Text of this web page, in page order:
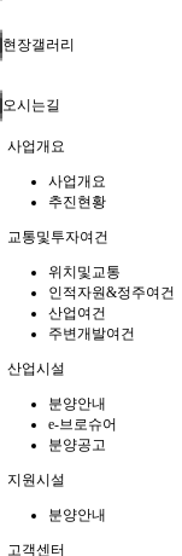
현장갤러리
오시는길
사업개요
사업개요
추진현황
교통및투자여건
위치및교통
인적자원&정주여건
산업여건
주변개발여건
산업시설
분양안내
e-브로슈어
분양공고
지원시설
분양안내
고객센터